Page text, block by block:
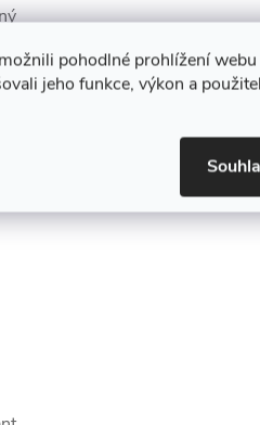
pohodlné prohlížení
jeho funkce, výkon a